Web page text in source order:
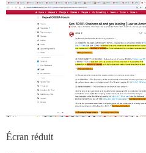
Écran réduit